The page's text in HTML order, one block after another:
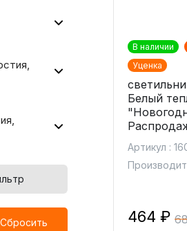
Сбросить
В наличии
Уценка
Белый
Артикул :
464 ₽